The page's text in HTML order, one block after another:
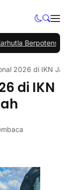
Ancam
2026 di IKN Jadi
di IKN